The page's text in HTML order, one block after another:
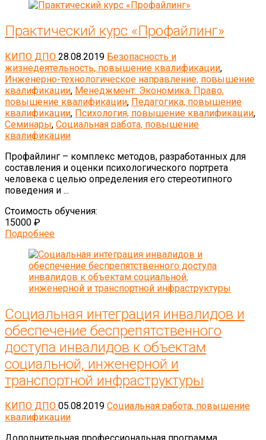
Практический курс «Профайлинг»
КИПО ДПО 28.08.2019 Безопасность и
жизнедеятельность, повышение квалификации,
Инженерно-технологическое направление, повышение
квалификации, Менеджмент. Экономика. Право,
повышение квалификации, Педагогика, повышение
квалификации, Психология, повышение квалификации,
Семинары, Социальная работа, повышение
квалификации
Профайлинг – комплекс методов, разработанных для
составления и оценки психологического портрета
человека с целью определения его стереотипного
поведения и ...
Стоимость обучения:
15000 ₽
Подробнее
Социальная интеграция инвалидов и
обеспечение беспрепятственного
доступа инвалидов к объектам
социальной, инженерной и
транспортной инфраструктуры
КИПО ДПО 05.08.2019 Социальная работа, повышение
квалификации